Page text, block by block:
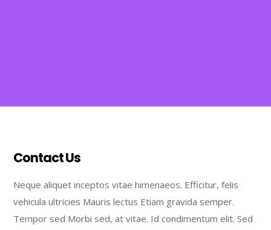
Contact Us
Neque aliquet inceptos vitae himenaeos. Efficitur, felis
vehicula ultricies Mauris lectus Etiam gravida semper.
Tempor sed Morbi sed, at vitae. Id condimentum elit. Sed